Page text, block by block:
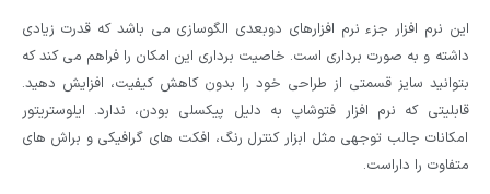
این نرم افزار جزء نرم افزارهای دوبعدی الگوسازی می باشد که قدرت زیادی
داشته و به صورت برداری است. خاصیت برداری این امکان را فراهم می کند که
بتوانید سایز قسمتی از طراحی خود را بدون کاهش کیفیت، افزایش دهید.
قابلیتی که نرم افزار فتوشاپ به دلیل پیکسلی بودن، ندارد. ایلوستریتور
امکانات جالب توجهی مثل ابزار کنترل رنگ، افکت‌ های گرافیکی و براش‌ های
متفاوت را داراست.